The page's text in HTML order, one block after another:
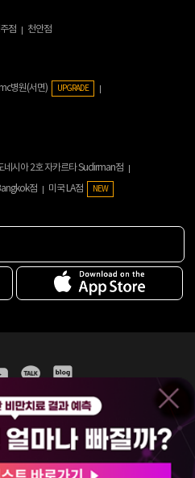
점 천안점
병원(서면) UPGRADE
네시아 2호 자카르타 Sudirman점
점 미국 LA점 NEW
약관
홈페이지 이용약관
료수가
초대로52길 7, 3~4층(서초동, 제일빌딩)
ㅣ김남철